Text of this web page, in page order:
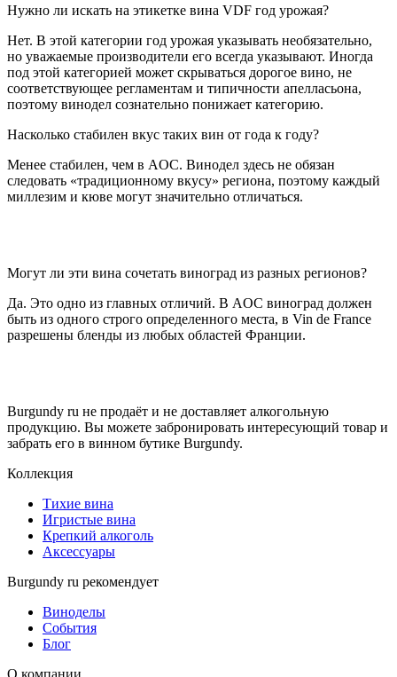
Нужно ли искать на этикетке вина VDF год урожая?
Нет. В этой категории год урожая указывать необязательно,
но уважаемые производители его всегда указывают. Иногда
под этой категорией может скрываться дорогое вино, не
соответствующее регламентам и типичности апелласьона,
поэтому винодел сознательно понижает категорию.
Насколько стабилен вкус таких вин от года к году?
Менее стабилен, чем в AOC. Винодел здесь не обязан
следовать «традиционному вкусу» региона, поэтому каждый
миллезим и кюве могут значительно отличаться.
Могут ли эти вина сочетать виноград из разных регионов?
Да. Это одно из главных отличий. В AOC виноград должен
быть из одного строго определенного места, в Vin de France
разрешены бленды из любых областей Франции.
Burgundy ru не продаёт и не доставляет алкогольную
продукцию. Вы можете забронировать интересующий товар и
забрать его в винном бутике Burgundy.
Коллекция
Тихие вина
Игристые вина
Крепкий алкоголь
Аксессуары
Burgundy ru рекомендует
Виноделы
События
Блог